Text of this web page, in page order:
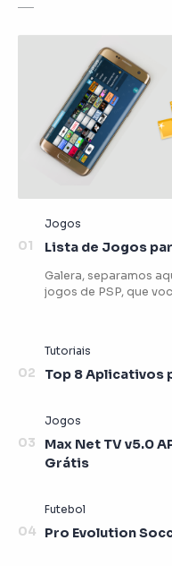
Lista de Jogos
Galera, separamos
jogos de PSP, que
Top 8 Aplicativos
Max Net TV v5.0
Grátis
Pro Evolution